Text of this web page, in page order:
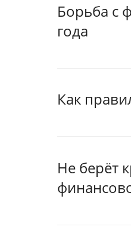
Борьба с
года
Как
Не берёт